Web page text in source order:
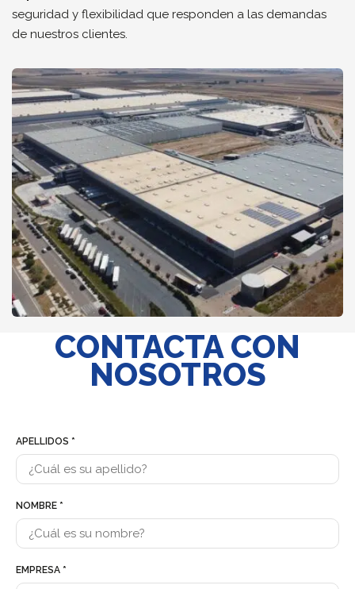
seguridad y flexibilidad que responden a las demandas
de nuestros clientes.
CONTACTA CON
NOSOTROS